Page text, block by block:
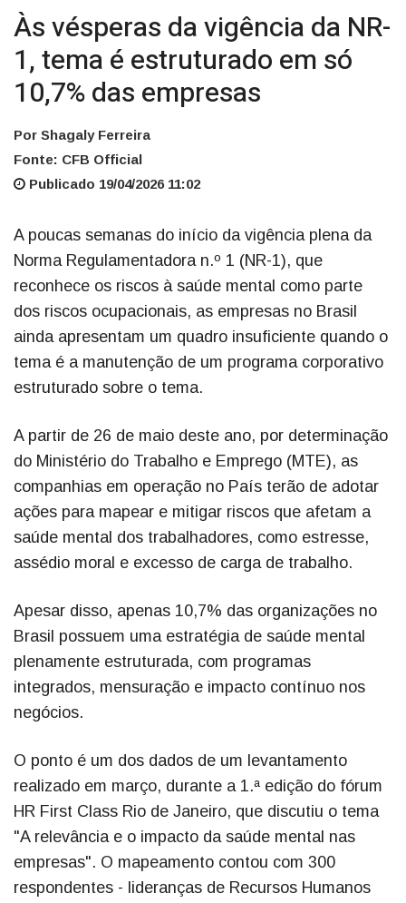
Às vésperas da vigência da NR-
1, tema é estruturado em só
10,7% das empresas
Por Shagaly Ferreira
Fonte: CFB Official
Publicado 19/04/2026 11:02
A poucas semanas do início da vigência plena da
Norma Regulamentadora n.º 1 (NR-1), que
reconhece os riscos à saúde mental como parte
dos riscos ocupacionais, as empresas no Brasil
ainda apresentam um quadro insuficiente quando o
tema é a manutenção de um programa corporativo
estruturado sobre o tema.
A partir de 26 de maio deste ano, por determinação
do Ministério do Trabalho e Emprego (MTE), as
companhias em operação no País terão de adotar
ações para mapear e mitigar riscos que afetam a
saúde mental dos trabalhadores, como estresse,
assédio moral e excesso de carga de trabalho.
Apesar disso, apenas 10,7% das organizações no
Brasil possuem uma estratégia de saúde mental
plenamente estruturada, com programas
integrados, mensuração e impacto contínuo nos
negócios.
O ponto é um dos dados de um levantamento
realizado em março, durante a 1.ª edição do fórum
HR First Class Rio de Janeiro, que discutiu o tema
"A relevância e o impacto da saúde mental nas
empresas". O mapeamento contou com 300
respondentes - lideranças de Recursos Humanos